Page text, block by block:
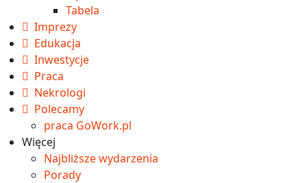
Tabela
Imprezy
Edukacja
Inwestycje
Praca
Nekrologi
Polecamy
praca GoWork.pl
Więcej
Najbliższe wydarzenia
Porady